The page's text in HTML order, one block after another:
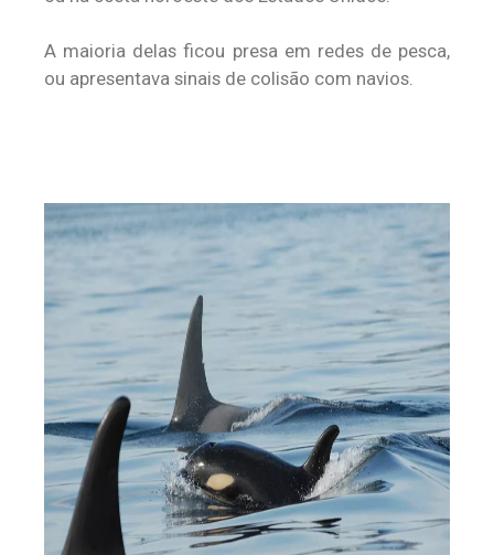
A maioria delas ficou presa em redes de pesca,
ou apresentava sinais de colisão com navios.